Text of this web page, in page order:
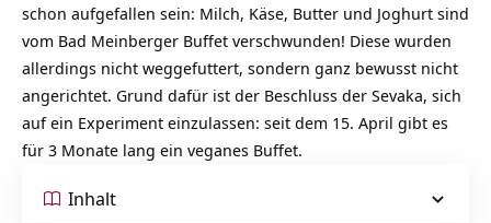
schon aufgefallen sein: Milch, Käse, Butter und Joghurt sind
vom Bad Meinberger Buffet verschwunden! Diese wurden
allerdings nicht weggefuttert, sondern ganz bewusst nicht
angerichtet. Grund dafür ist der Beschluss der Sevaka, sich
auf ein Experiment einzulassen: seit dem 15. April gibt es
für 3 Monate lang ein veganes Buffet.
Inhalt